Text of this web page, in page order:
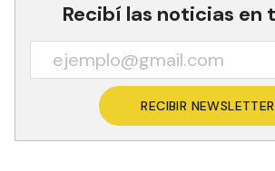
Recibí las noticias en
RECIBIR NEWSLETTER